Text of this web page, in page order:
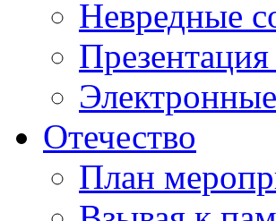
Невредные
Отечество
План